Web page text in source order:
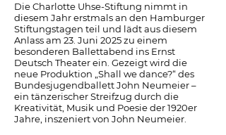
Die Charlotte Uhse-Stiftung nimmt in
diesem Jahr erstmals an den Hamburger
Stiftungstagen teil und lädt aus diesem
Anlass am 23. Juni 2025 zu einem
besonderen Ballettabend ins Ernst
Deutsch Theater ein. Gezeigt wird die
neue Produktion „Shall we dance?“ des
Bundesjugendballett John Neumeier –
ein tänzerischer Streifzug durch die
Kreativität, Musik und Poesie der 1920er
Jahre, inszeniert von John Neumeier.